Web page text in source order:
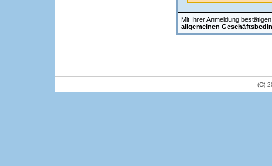
Mit Ihrer Anmeldung
allgemeinen
(C)